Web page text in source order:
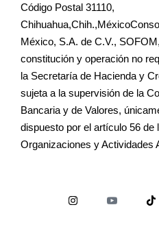
Código Postal 31110,
México, S.A. de C.V.,
constitución y operación no
la Secretaría de Hacienda y
sujeta a la supervisión de la
Bancaria y de Valores,
dispuesto por el artículo 56 de
Organizaciones y Actividades